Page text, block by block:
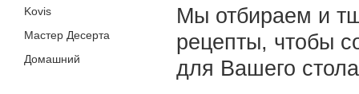
Мы отбираем и
рецепты, чтобы
для Вашего
Kovis
Мастер Десерта
Домашний